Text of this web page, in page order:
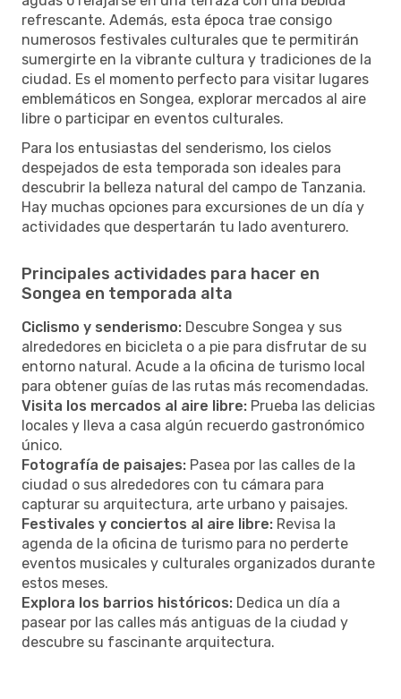
refrescante. Además, esta época trae consigo
numerosos festivales culturales que te permitirán
sumergirte en la vibrante cultura y tradiciones de la
ciudad. Es el momento perfecto para visitar lugares
emblemáticos en Songea, explorar mercados al aire
libre o participar en eventos culturales.
Para los entusiastas del senderismo, los cielos
despejados de esta temporada son ideales para
descubrir la belleza natural del campo de Tanzania.
Hay muchas opciones para excursiones de un día y
actividades que despertarán tu lado aventurero.
Principales actividades para hacer en
Songea en temporada alta
Ciclismo y senderismo: Descubre Songea y sus
alrededores en bicicleta o a pie para disfrutar de su
entorno natural. Acude a la oficina de turismo local
para obtener guías de las rutas más recomendadas.
Visita los mercados al aire libre: Prueba las delicias
locales y lleva a casa algún recuerdo gastronómico
único.
Fotografía de paisajes: Pasea por las calles de la
ciudad o sus alrededores con tu cámara para
capturar su arquitectura, arte urbano y paisajes.
Festivales y conciertos al aire libre: Revisa la
agenda de la oficina de turismo para no perderte
eventos musicales y culturales organizados durante
estos meses.
Explora los barrios históricos: Dedica un día a
pasear por las calles más antiguas de la ciudad y
descubre su fascinante arquitectura.